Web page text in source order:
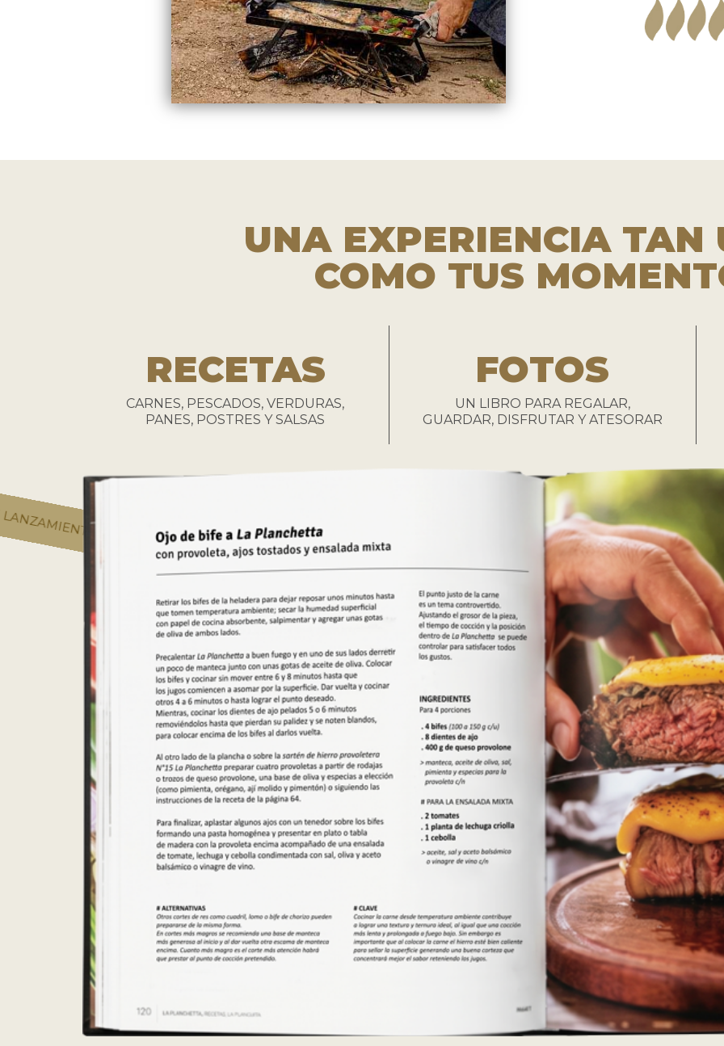
1000 EJEMPLARES ❤
EDICIÓN LANZAMIENTO 1000 EJEMPLARES ❤
EDICIÓN LANZAMIENTO 1000
UNA EXPERIENCIA TAN
COMO TUS
RECETAS
CARNES, PESCADOS, VERDURAS,
PANES, POSTRES Y SALSAS
FOTOS
UN LIBRO PARA REGALAR,
GUARDAR, DISFRUTAR Y ATESORAR